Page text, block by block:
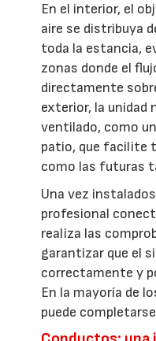
En el interior, el
aire se distribuya
toda la estancia,
zonas donde el
directamente
exterior, la unidad
ventilado, como
patio, que facilite
como las futuras
Una vez
profesional
realiza las
garantizar que el
correctamente y
En la mayoría de
puede